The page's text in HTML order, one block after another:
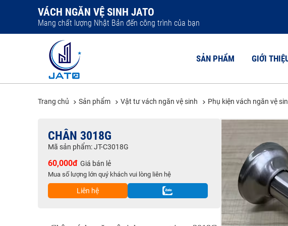
VÁCH NGĂN VỆ SINH JATO
Mang chất lượng Nhật Bản đến công trình của bạn
SẢN PHẨM
VÁCH NGĂN VỆ SINH HPL
VÁCH NGĂN VỆ SINH MFC
VÁCH NGĂN VỆ SINH
VÁCH NGĂN VỆ SINH
GIỚI
Trang chủ Sản phẩm Vật tư vách ngăn vệ sinh Phụ kiện vách ngăn vệ
CHÂN 3018G
Mã sản phẩm: JT-C3018G
60,000đ Giá bán lẻ
Mua số lượng lớn quý khách vui lòng liên hệ
Liên hệ